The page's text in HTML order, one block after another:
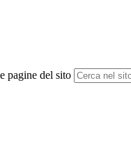
pagine del sito